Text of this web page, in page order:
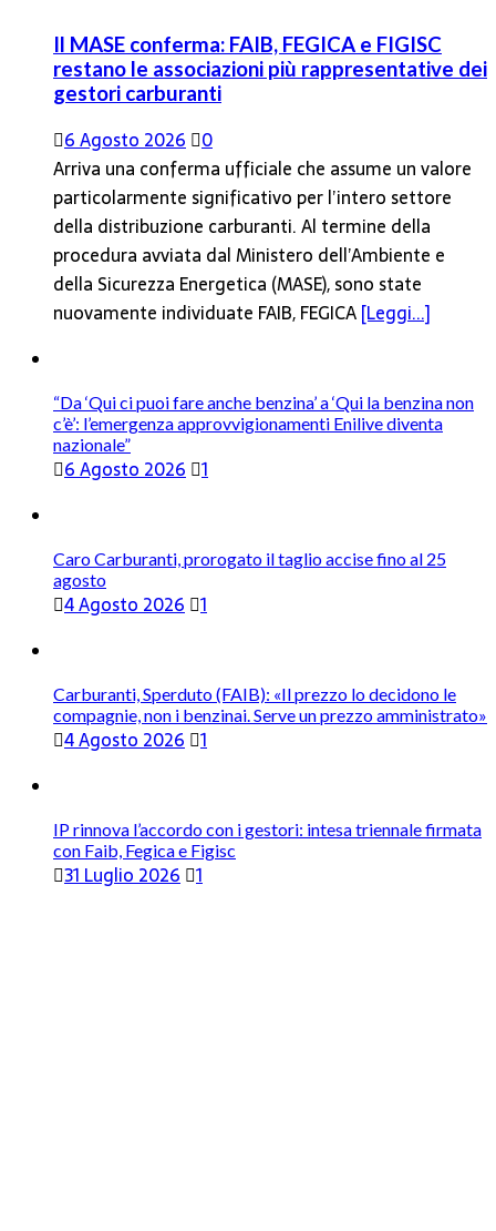
Il MASE conferma: FAIB, FEGICA e FIGISC
restano le associazioni più rappresentative dei
gestori carburanti
6 Agosto 2026 0
Arriva una conferma ufficiale che assume un valore
particolarmente significativo per l’intero settore
della distribuzione carburanti. Al termine della
procedura avviata dal Ministero dell’Ambiente e
della Sicurezza Energetica (MASE), sono state
nuovamente individuate FAIB, FEGICA[Leggi...]
“Da ‘Qui ci puoi fare anche benzina’ a ‘Qui la benzina non
c’è’: l’emergenza approvvigionamenti Enilive diventa
nazionale”
6 Agosto 2026 1
Caro Carburanti, prorogato il taglio accise fino al 25
agosto
4 Agosto 2026 1
Carburanti, Sperduto (FAIB): «Il prezzo lo decidono le
compagnie, non i benzinai. Serve un prezzo amministrato»
4 Agosto 2026 1
IP rinnova l’accordo con i gestori: intesa triennale firmata
con Faib, Fegica e Figisc
31 Luglio 2026 1